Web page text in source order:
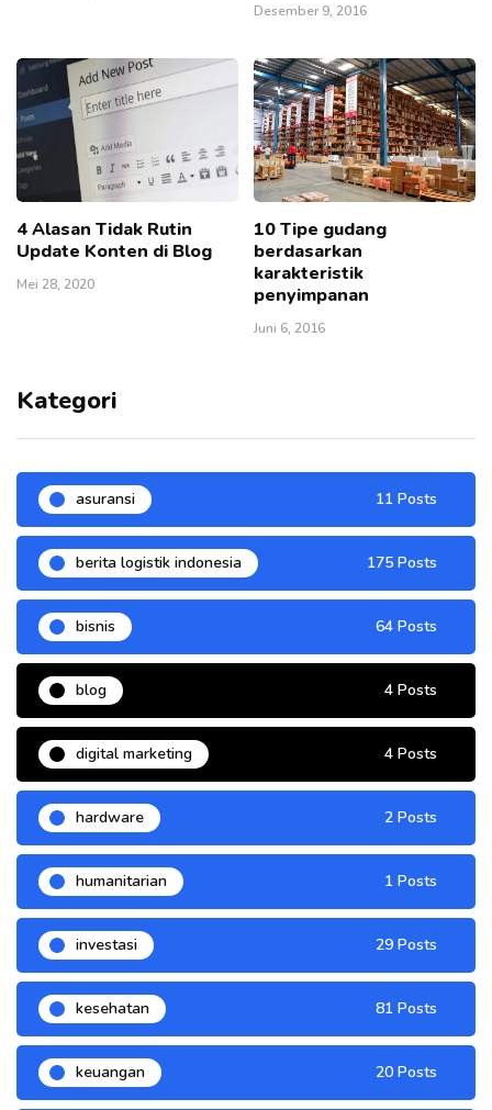
Desember 9, 2016
4 Alasan Tidak Rutin
Update Konten di Blog
Mei 28, 2020
10 Tipe gudang
berdasarkan
karakteristik
penyimpanan
Juni 6, 2016
Kategori
asuransi 11 Posts
berita logistik indonesia 175 Posts
bisnis 64 Posts
blog 4 Posts
digital marketing 4 Posts
hardware 2 Posts
humanitarian 1 Posts
investasi 29 Posts
kesehatan 81 Posts
keuangan 20 Posts